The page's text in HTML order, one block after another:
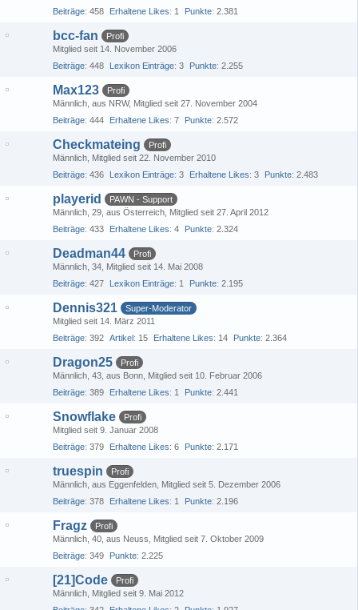
Beiträge 458 Erhaltene Likes 1 Punkte 2.381
bcc-fan
Profi
Mitglied seit 14. November 2006
Beiträge 448 Lexikon Einträge 3 Punkte 2.255
Max123
Profi
Männlich aus NRW Mitglied seit 27. November 2004
Beiträge 444 Erhaltene Likes 7 Punkte 2.572
Checkmateing
Profi
Männlich Mitglied seit 22. November 2010
Beiträge 436 Lexikon Einträge 3 Erhaltene Likes 3 Punkte 2.483
playerid
PAWN - Support
Männlich 29 aus Österreich Mitglied seit 27. April 2012
Beiträge 433 Erhaltene Likes 4 Punkte 2.324
Deadman44
Profi
Männlich 34 Mitglied seit 14. Mai 2008
Beiträge 427 Lexikon Einträge 1 Punkte 2.195
Dennis321
Super-Moderator
Mitglied seit 14. März 2011
Beiträge 392 Artikel 15 Erhaltene Likes 14 Punkte 2.364
Dragon25
Profi
Männlich 43 aus Bonn Mitglied seit 10. Februar 2006
Beiträge 389 Erhaltene Likes 1 Punkte 2.441
Snowflake
Profi
Mitglied seit 9. Januar 2008
Beiträge 379 Erhaltene Likes 6 Punkte 2.171
truespin
Profi
Männlich aus Eggenfelden Mitglied seit 5. Dezember 2006
Beiträge 378 Erhaltene Likes 1 Punkte 2.196
Fragz
Profi
Männlich 40 aus Neuss
Mitglied seit 7. Oktober 2009
Beiträge 349 Punkte 2.225
[21]Code
Profi
Männlich Mitglied seit 9. Mai 2012